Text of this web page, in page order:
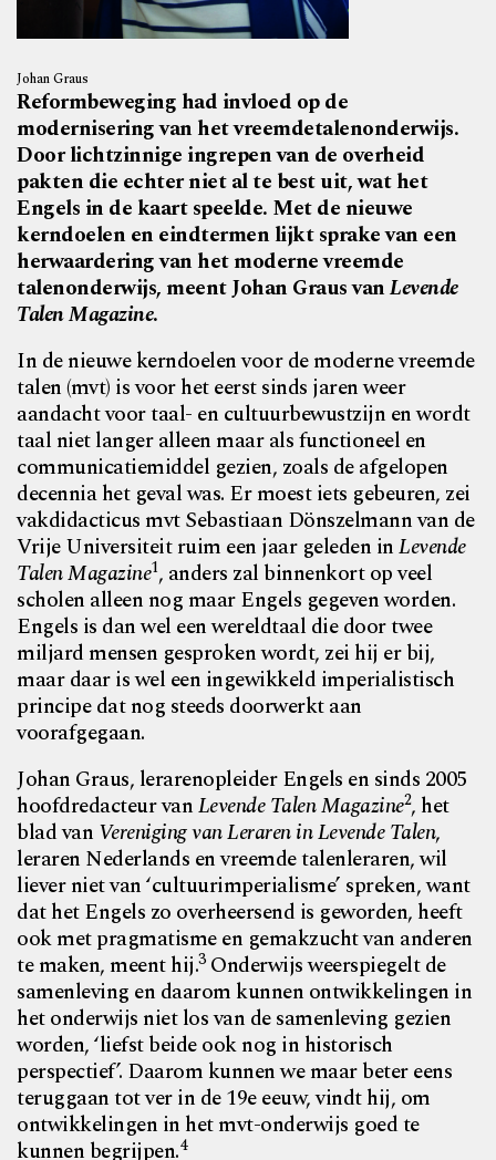
Johan Graus
Reformbeweging had invloed op de
modernisering van het vreemdetalenonderwijs.
Door lichtzinnige ingrepen van de overheid
pakten die echter niet al te best uit, wat het
Engels in de kaart speelde. Met de nieuwe
kerndoelen en eindtermen lijkt sprake van een
herwaardering van het moderne vreemde
talenonderwijs, meent Johan Graus vanLevende
Talen Magazine.
In de nieuwe kerndoelen voor de moderne vreemde
talen (mvt) is voor het eerst sinds jaren weer
aandacht voor taal- en cultuurbewustzijn en wordt
taal niet langer alleen maar als functioneel en
communicatiemiddel gezien, zoals de afgelopen
decennia het geval was. Er moest iets gebeuren, zei
vakdidacticus mvt Sebastiaan Dönszelmann van de
Vrije Universiteit ruim een jaar geleden inLevende
Talen Magazine1, anders zal binnenkort op veel
scholen alleen nog maar Engels gegeven worden.
Engels is dan wel eenwereldtaal die door twee
miljard mensen gesproken wordt, zei hij er bij,
maar daar is wel een ingewikkeld imperialistisch
principe dat nog steeds doorwerkt aan
voorafgegaan.
Johan Graus, lerarenopleider Engels en sinds 2005
hoofdredacteur vanLevende Talen Magazine2, het
blad van Vereniging van Leraren in Levende Talen,
leraren Nederlands en vreemde talenleraren, wil
liever niet van ‘cultuurimperialisme’ spreken, want
dat het Engels zo overheersend is geworden, heeft
ook met pragmatisme en gemakzucht van anderen
te maken, meent hij.3Onderwijs weerspiegelt de
samenleving en daarom kunnen ontwikkelingen in
het onderwijs niet los van de samenleving gezien
worden, ‘liefst beide ook nog in historisch
perspectief’. Daarom kunnen we maar beter eens
teruggaan tot ver in de 19e eeuw, vindt hij, om
ontwikkelingen in het mvt-onderwijs goed te
kunnen begrijpen.4